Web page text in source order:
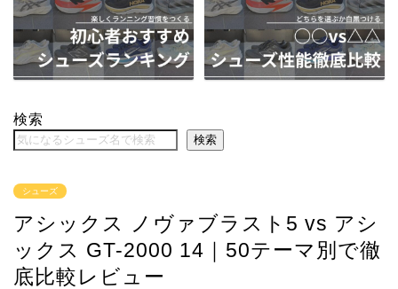
検索
検索
シューズ
アシックス ノヴァブラスト5 vs アシ
ックス GT-2000 14｜50テーマ別で徹
底比較レビュー